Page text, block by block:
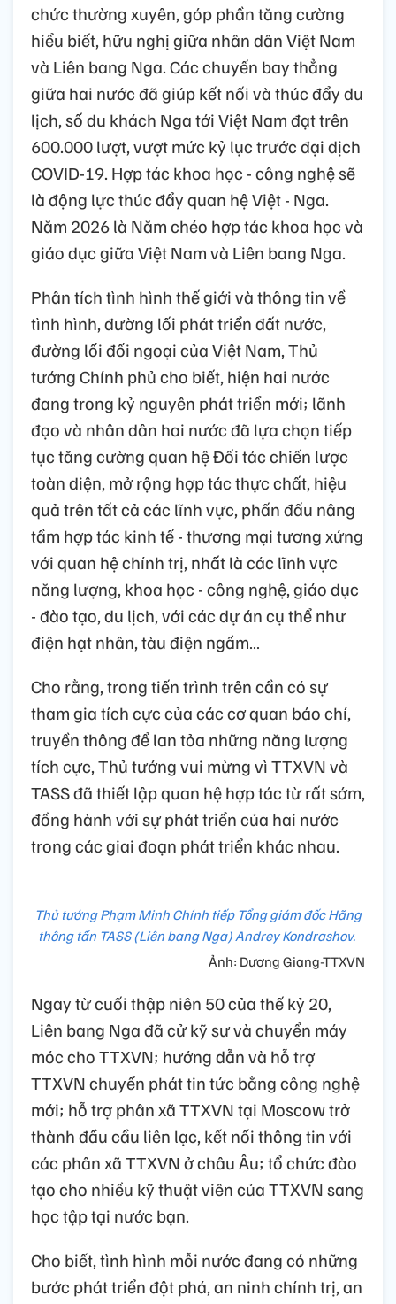
chức thường xuyên, góp phần tăng cường
hiểu biết, hữu nghị giữa nhân dân Việt Nam
và Liên bang Nga. Các chuyến bay thẳng
giữa hai nước đã giúp kết nối và thúc đẩy du
lịch, số du khách Nga tới Việt Nam đạt trên
600.000 lượt, vượt mức kỷ lục trước đại dịch
COVID-19. Hợp tác khoa học - công nghệ sẽ
là động lực thúc đẩy quan hệ Việt - Nga.
Năm 2026 là Năm chéo hợp tác khoa học và
giáo dục giữa Việt Nam và Liên bang Nga.
Phân tích tình hình thế giới và thông tin về
tình hình, đường lối phát triển đất nước,
đường lối đối ngoại của Việt Nam, Thủ
tướng Chính phủ cho biết, hiện hai nước
đang trong kỷ nguyên phát triển mới; lãnh
đạo và nhân dân hai nước đã lựa chọn tiếp
tục tăng cường quan hệ Đối tác chiến lược
toàn diện, mở rộng hợp tác thực chất, hiệu
quả trên tất cả các lĩnh vực, phấn đấu nâng
tầm hợp tác kinh tế - thương mại tương xứng
với quan hệ chính trị, nhất là các lĩnh vực
năng lượng, khoa học - công nghệ, giáo dục
- đào tạo, du lịch, với các dự án cụ thể như
điện hạt nhân, tàu điện ngầm…
Cho rằng, trong tiến trình trên cần có sự
tham gia tích cực của các cơ quan báo chí,
truyền thông để lan tỏa những năng lượng
tích cực, Thủ tướng vui mừng vì TTXVN và
TASS đã thiết lập quan hệ hợp tác từ rất sớm,
đồng hành với sự phát triển của hai nước
trong các giai đoạn phát triển khác nhau.
Thủ tướng Phạm Minh Chính tiếp Tổng giám đốc Hãng
thông tấn TASS (Liên bang Nga) Andrey Kondrashov.
Ảnh: Dương Giang-TTXVN
Ngay từ cuối thập niên 50 của thế kỷ 20,
Liên bang Nga đã cử kỹ sư và chuyển máy
TTXVN chuyển phát tin tức bằng công nghệ
mới; hỗ trợ phân xã TTXVN tại Moscow trở